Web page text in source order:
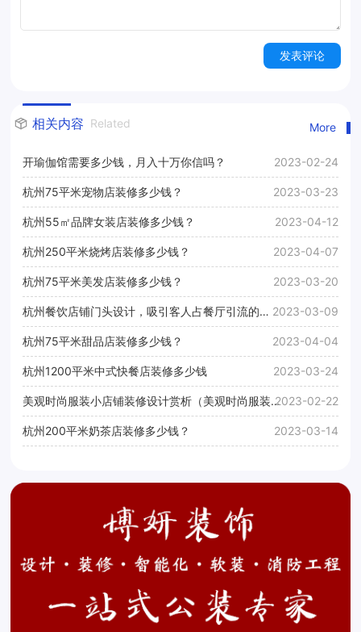
发表评论
相关内容 Related More
开瑜伽馆需要多少钱，月入十万你信吗？ 2023-02-24
杭州75平米宠物店装修多少钱？ 2023-03-23
杭州55㎡品牌女装店装修多少钱？ 2023-04-12
杭州250平米烧烤店装修多少钱？ 2023-04-07
杭州75平米美发店装修多少钱？ 2023-03-20
杭州餐饮店铺门头设计，吸引客人占餐厅引流的
30%
2023-03-09
杭州75平米甜品店装修多少钱？ 2023-04-04
杭州1200平米中式快餐店装修多少钱 2023-03-24
美观时尚服装小店铺装修设计赏析（美观时尚服装小
店铺装修效果图）
2023-02-22
杭州200平米奶茶店装修多少钱？ 2023-03-14